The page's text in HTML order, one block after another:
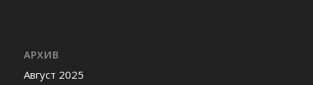
АРХИВ
Август 2025